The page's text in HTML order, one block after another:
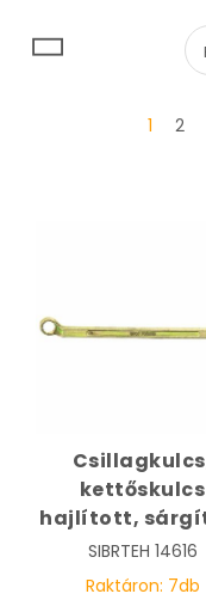
1 2
kettőskulcs
hajlított,
10 x 11 mm |
14616
SIBRTEH 14616
Raktáron: 7db